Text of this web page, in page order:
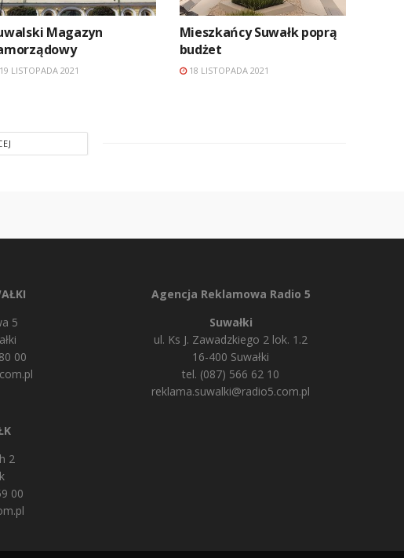
Magazyn
LISTOPADA 2021
Mieszkańcy Suwałk poprą
budżet
18 LISTOPADA 2021
5
00
2
00
Agencja Reklamowa Radio 5
Suwałki
ul. Ks J. Zawadzkiego 2 lok. 1.2
16-400 Suwałki
tel. (087) 566 62 10
reklama.suwalki@radio5.com.pl